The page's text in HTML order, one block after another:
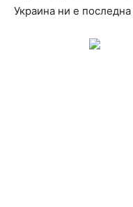
Украина ни е